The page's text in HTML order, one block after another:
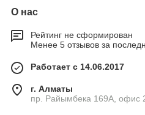
О нас
Рейтинг не сформирован
Менее 5 отзывов за
Работает с 14.06.2017
г. Алматы
пр. Райымбека 169А, офис